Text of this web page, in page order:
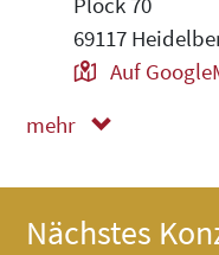
69117
Auf
mehr
Nächstes